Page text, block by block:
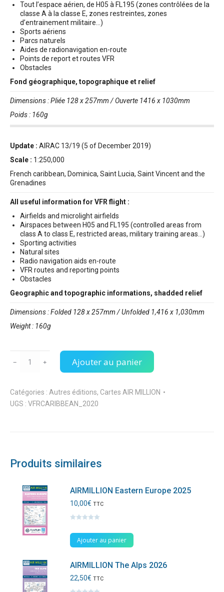
Tout l’espace aérien, de H05 à FL195 (zones contrôlées de la
classe A à la classe E, zones restreintes, zones
d’entrainement militaire…)
Sports aériens
Parcs naturels
Aides de radionavigation en-route
Points de report et routes VFR
Obstacles
Fond géographique, topographique et relief
Dimensions : Pliée 128 x 257mm / Ouverte 1416 x 1030mm
Poids : 160g
Update : AIRAC 13/19 (5 of December 2019)
Scale : 1:250,000
French caribbean, Dominica, Saint Lucia, Saint Vincent and the
Grenadines
All useful information for VFR flight :
Airfields and microlight airfields
Airspaces between H05 and FL195 (controlled areas from
class A to class E, restricted areas, military training areas…)
Sporting activities
Natural sites
Radio navigation aids en-route
VFR routes and reporting points
Obstacles
Geographic and topographic informations, shadded relief
Dimensions : Folded 128 x 257mm / Unfolded 1,416 x 1,030mm
Weight : 160g
﹣ ﹢ Ajouter au panier
Catégories : Autres éditions, Cartes AIR MILLION
UGS : VFRCARIBBEAN_2020
Produits similaires
AIRMILLION Eastern Europe 2025
10,00€ TTC
0
sur
5
Ajouter au panier
AIRMILLION The Alps 2026
22,50€ TTC